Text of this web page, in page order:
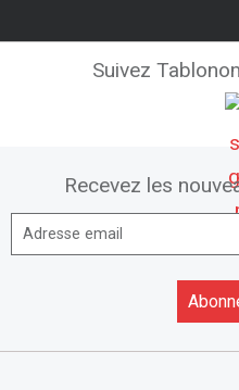
Suivez
Recevez les